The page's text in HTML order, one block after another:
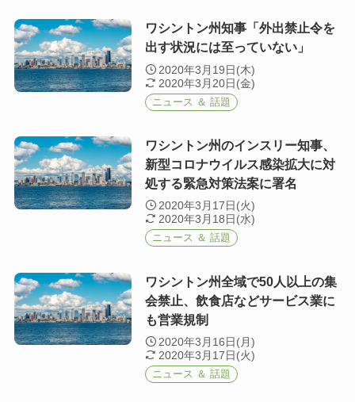
ワシントン州知事「外出禁止令を
出す状況には至っていない」
2020年3月19日(木)
2020年3月20日(金)
ニュース ＆ 話題
ワシントン州のインスリー知事、
新型コロナウイルス感染拡大に対
処する緊急対策法案に署名
2020年3月17日(火)
2020年3月18日(水)
ニュース ＆ 話題
ワシントン州全域で50人以上の集
会禁止、飲食店などサービス業に
も営業規制
2020年3月16日(月)
2020年3月17日(火)
ニュース ＆ 話題